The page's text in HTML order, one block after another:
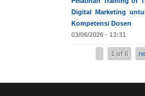
Digital Marketing
Kompetensi Dosen
03/06/2026 - 13:31
1 of 6